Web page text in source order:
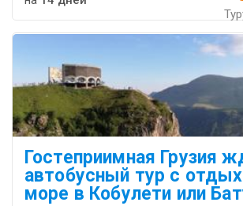
Гостеприимная Грузия
автобусный тур с
море в Кобулети или